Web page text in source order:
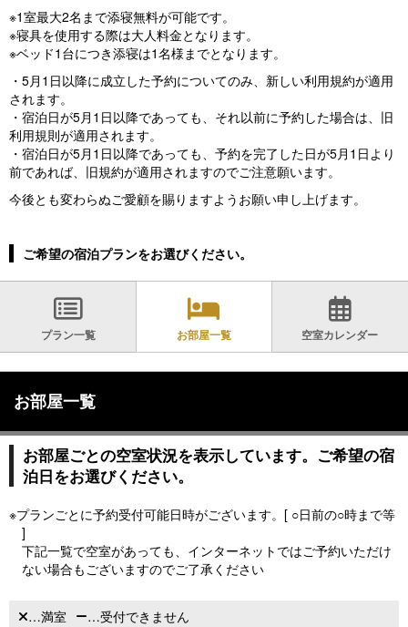
※1室最大2名まで添寝無料が可能です。
※寝具を使用する際は大人料金となります。
※ベッド1台につき添寝は1名様までとなります。
・5月1日以降に成立した予約についてのみ、新しい利用規約が適用
されます。
・宿泊日が5月1日以降であっても、それ以前に予約した場合は、旧
利用規則が適用されます。
・宿泊日が5月1日以降であっても、予約を完了した日が5月1日より
前であれば、旧規約が適用されますのでご注意願います。
今後とも変わらぬご愛顧を賜りますようお願い申し上げます。
ご希望の宿泊プランをお選びください。
プラン一覧 お部屋一覧 空室カレンダー
お部屋一覧
お部屋ごとの空室状況を表示しています。ご希望の宿
泊日をお選びください。
※プランごとに予約受付可能日時がございます。[ ○日前の○時まで等
]
下記一覧で空室があっても、インターネットではご予約いただけ
ない場合もございますのでご了承ください
…満室 …受付できません